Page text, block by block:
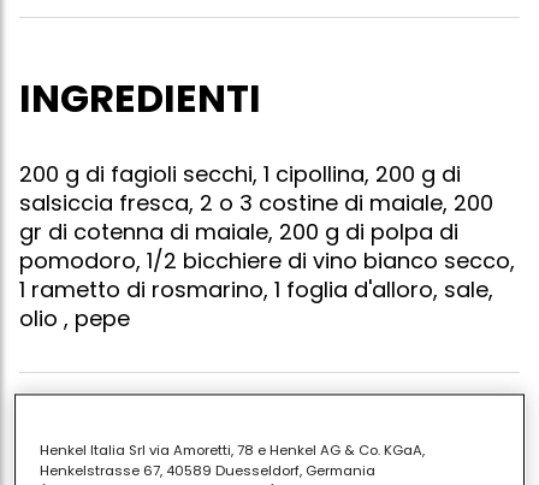
INGREDIENTI
200 g di fagioli secchi, 1 cipollina, 200 g di
salsiccia fresca, 2 o 3 costine di maiale, 200
gr di cotenna di maiale, 200 g di polpa di
pomodoro, 1/2 bicchiere di vino bianco secco,
1 rametto di rosmarino, 1 foglia d'alloro, sale,
olio , pepe
rosmarino, dopo averli lasciati in ammollo almeno 12
Henkel Italia Srl via Amoretti, 78 e Henkel AG & Co. KGaA,
Henkelstrasse 67, 40589 Duesseldorf, Germania